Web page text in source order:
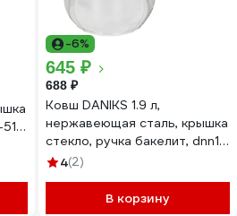
-6%
645 ₽
688 ₽
Ковш DANIKS 1.9 л,
нержавеющая сталь, крышка
стекло, ручка бакелит, dnn1,
sd-a19-16s 312267
4(2)
В корзину